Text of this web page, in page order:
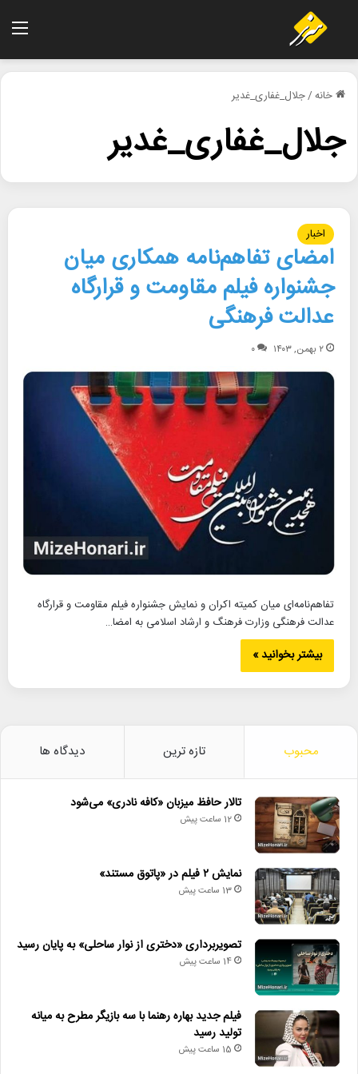
خانه/جلال_غفاری_غدیر
جلال_غفاری_غدیر
اخبار
امضای تفاهم‌نامه همکاری میان
جشنواره فیلم مقاومت و قرارگاه
عدالت فرهنگی
۲ بهمن, ۱۴۰۳ ۰
تفاهم‌نامه‌ای میان کمیته اکران و نمایش جشنواره فیلم مقاومت و قرارگاه
عدالت فرهنگی وزارت فرهنگ و ارشاد اسلامی به امضا…
بیشتر بخوانید »
محبوب تازه ترین دیدگاه ها
تالار حافظ میزبان «کافه نادری» می‌شود
12 ساعت پیش
نمایش ۲ فیلم در «پاتوق مستند»
13 ساعت پیش
تصویربرداری «دختری از نوار ساحلی» به پایان رسید
14 ساعت پیش
فیلم جدید بهاره رهنما با سه بازیگر مطرح به میانه
تولید رسید
15 ساعت پیش